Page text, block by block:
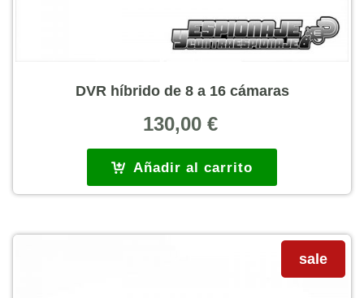
DVR híbrido de 8 a 16 cámaras
130,00 €
Añadir al carrito
sale